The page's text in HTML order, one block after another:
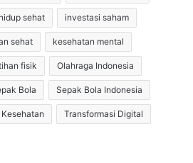
sehat investasi saham
sehat kesehatan mental
fisik Olahraga Indonesia
Bola Sepak Bola Indonesia
Transformasi Digital